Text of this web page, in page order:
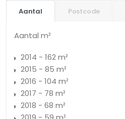
Aantal Postcode
Aantal m²
2014 - 162 m²
2015 - 85 m²
2016 - 104 m²
2017 - 78 m²
2018 - 68 m²